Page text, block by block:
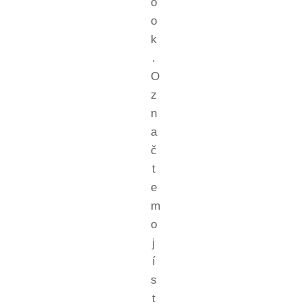
o
k
.
O
z
n
a
č
t
e
m
o
j
í
s
t